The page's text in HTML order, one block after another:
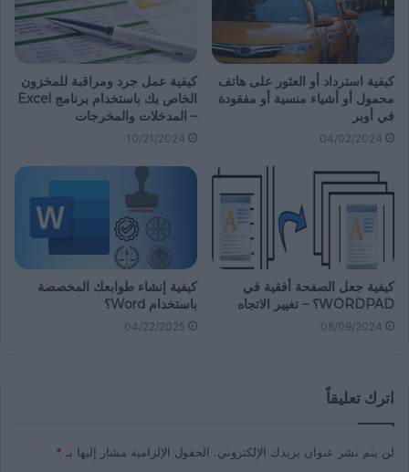
كيفية استرداد أو العثور على هاتف
محمول أو أشياء منسية أو مفقودة
في أوبر
04/02/2024
كيفية عمل جرد ومراقبة للمخزون
الخاص بك باستخدام برنامج Excel
– المدخلات والمخرجات
10/21/2024
كيفية جعل الصفحة أفقية في
WORDPAD؟ – تغيير الاتجاه
08/09/2024
كيفية إنشاء طوابعك المخصصة
باستخدام Word؟
04/22/2025
اترك تعليقاً
لن يتم نشر عنوان بريدك الإلكتروني. الحقول الإلزامية مشار إليها بـ *